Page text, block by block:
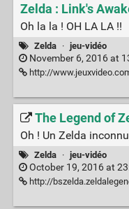
Zelda : Link's
Oh la la ! OH LA LA !!
Zelda · jeu-vidéo
November 6, 2016 at
http://www.jeuxvideo.com/wikis-soluce-
The Legend of
Oh ! Un Zelda
Zelda · jeu-vidéo
October 19, 2016 at
http://